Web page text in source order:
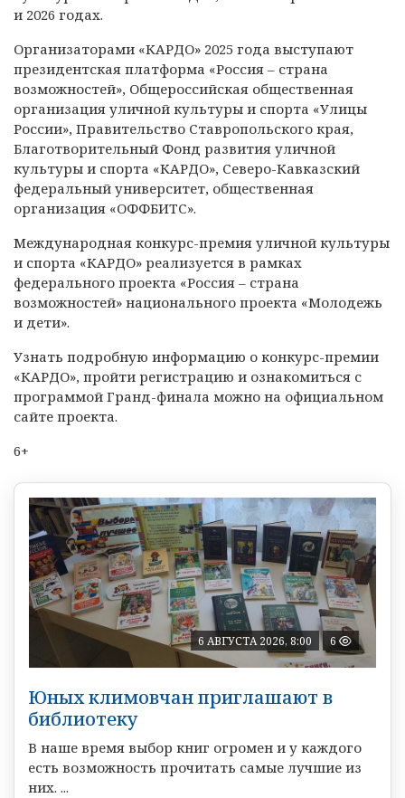
и 2026 годах.
Организаторами «КАРДО» 2025 года выступают
президентская платформа «Россия – страна
возможностей», Общероссийская общественная
организация уличной культуры и спорта «Улицы
России», Правительство Ставропольского края,
Благотворительный Фонд развития уличной
культуры и спорта «КАРДО», Северо-Кавказский
федеральный университет, общественная
организация «ОФФБИТС».
Международная конкурс-премия уличной культуры
и спорта «КАРДО» реализуется в рамках
федерального проекта «Россия – страна
возможностей» национального проекта «Молодежь
и дети».
Узнать подробную информацию о конкурс-премии
«КАРДО», пройти регистрацию и ознакомиться с
программой Гранд-финала можно на официальном
сайте проекта.
6+
6 АВГУСТА 2026, 8:00 6
Юных климовчан приглашают в
библиотеку
В наше время выбор книг огромен и у каждого
есть возможность прочитать самые лучшие из
них. ...